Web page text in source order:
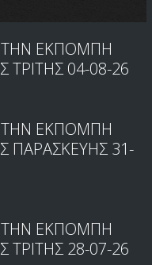
ΤΗΝ ΕΚΠΟΜΠΗ
ΤΡΙΤΗΣ 04-08-26
ΤΗΝ ΕΚΠΟΜΠΗ
ΠΑΡΑΣΚΕΥΗΣ 31-
ΤΗΝ ΕΚΠΟΜΠΗ
ΤΡΙΤΗΣ 28-07-26